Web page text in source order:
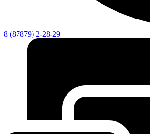
8 (87879) 2-28-29